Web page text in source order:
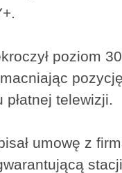
poziom
płatnej telewizji.
umowę z